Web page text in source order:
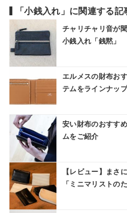
「小銭入れ」に関連する記
チャリチャリ音が
小銭入れ「銭黙」
エルメスの財布お
テムをラインナップ
安い財布のおすす
ムをご紹介
【レビュー】まさ
「ミニマリストの